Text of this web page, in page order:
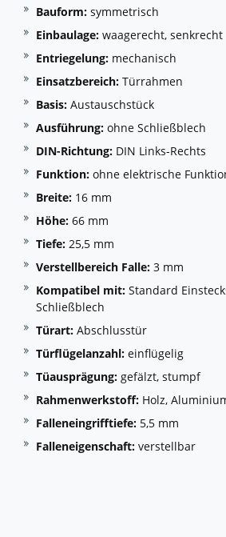
Bauform: symmetrisch
Einbaulage: waagerecht, senkrecht
Entriegelung: mechanisch
Einsatzbereich: Türrahmen
Basis: Austauschstück
Ausführung: ohne Schließblech
DIN-Richtung: DIN Links-Rechts
Funktion: ohne elektrische
Breite: 16 mm
Höhe: 66 mm
Tiefe: 25,5 mm
Verstellbereich Falle: 3 mm
Kompatibel mit: Standard
Schließblech
Türart: Abschlusstür
Türflügelanzahl: einflügelig
Tüausprägung: gefälzt, stumpf
Rahmenwerkstoff: Holz,
Falleneingrifftiefe: 5,5 mm
Falleneigenschaft: verstellbar